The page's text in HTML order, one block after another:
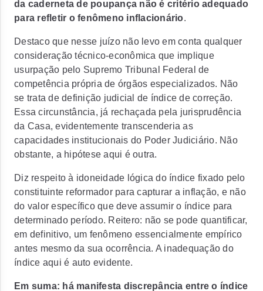
da caderneta de poupança não é critério adequado
para refletir o fenômeno inflacionário.
Destaco que nesse juízo não levo em conta qualquer
consideração técnico-econômica que implique
usurpação pelo Supremo Tribunal Federal de
competência própria de órgãos especializados. Não
se trata de definição judicial de índice de correção.
Essa circunstância, já rechaçada pela jurisprudência
da Casa, evidentemente transcenderia as
capacidades institucionais do Poder Judiciário. Não
obstante, a hipótese aqui é outra.
Diz respeito à idoneidade lógica do índice fixado pelo
constituinte reformador para capturar a inflação, e não
do valor específico que deve assumir o índice para
determinado período. Reitero: não se pode quantificar,
em definitivo, um fenômeno essencialmente empírico
antes mesmo da sua ocorrência. A inadequação do
índice aqui é auto evidente.
Em suma: há manifesta discrepância entre o índice